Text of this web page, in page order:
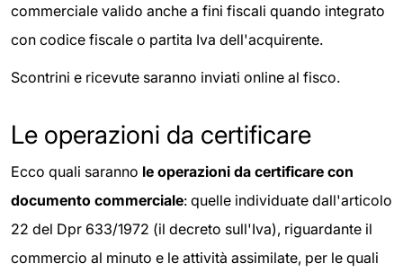
commerciale valido anche a fini fiscali quando integrato
con codice fiscale o partita Iva dell'acquirente.
Scontrini e ricevute saranno inviati online al fisco.
Le operazioni da certificare
Ecco quali saranno le operazioni da certificare con
documento commerciale: quelle individuate dall'articolo
22 del Dpr 633/1972 (il decreto sull'Iva), riguardante il
commercio al minuto e le attività assimilate, per le quali